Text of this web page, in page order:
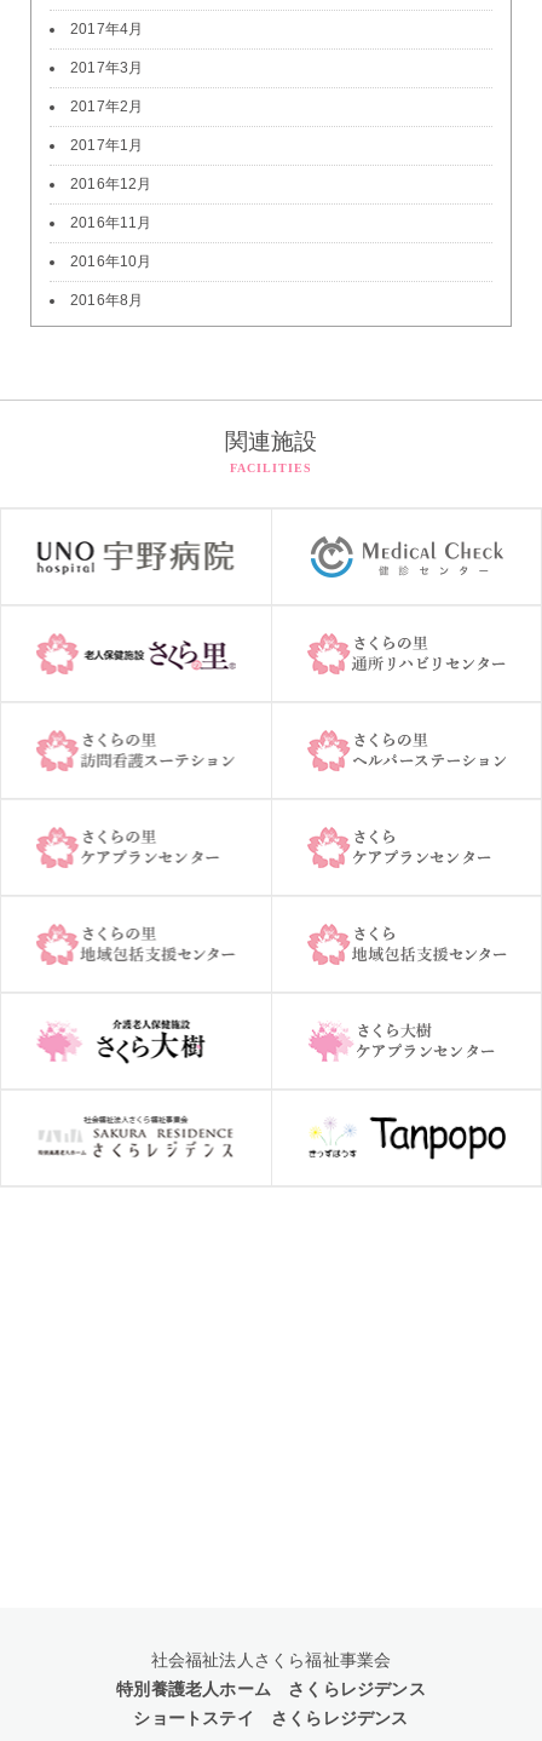
2017年4月
2017年3月
2017年2月
2017年1月
2016年12月
2016年11月
2016年10月
2016年8月
関連施設
FACILITIES
社会福祉法人さくら福祉事業会
特別養護老人ホーム さくらレジデンス
ショートステイ さくらレジデンス